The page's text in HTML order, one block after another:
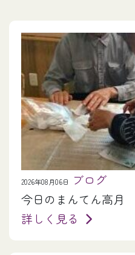
2026年08月06日
ブログ
今日のまんてん高月
詳しく見る